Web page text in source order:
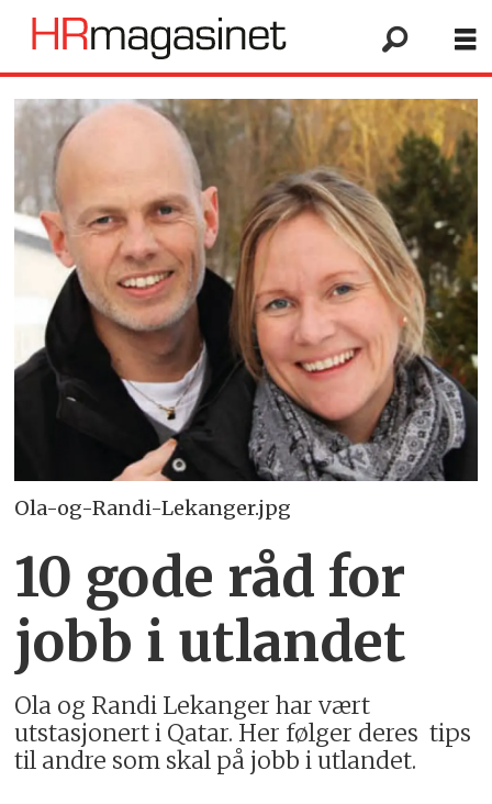
Ola-og-Randi-Lekanger.jpg
10 gode råd for
jobb i utlandet
Ola og Randi Lekanger har vært
utstasjonert i Qatar. Her følger deres tips
til andre som skal på jobb i utlandet.